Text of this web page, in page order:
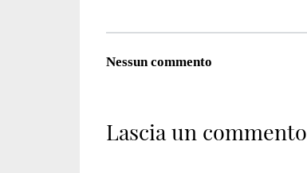
Nessun commento
Lascia un commento